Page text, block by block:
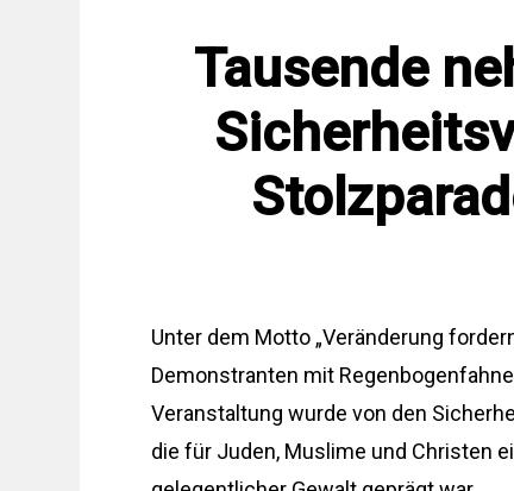
Tausende
Unter dem Motto „Veränderung
Demonstranten mit
Veranstaltung wurde von den
die für Juden, Muslime und Christen